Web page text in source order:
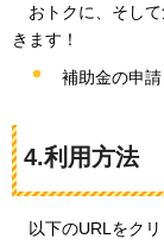
おトクに、そし
きます！
補助金の申
4.利用方法
以下のURLをク